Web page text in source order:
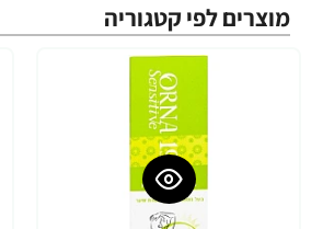
מוצרים לפי קטגוריה